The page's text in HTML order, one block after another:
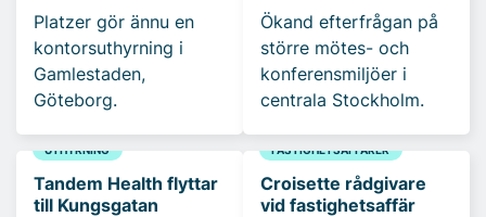
Platzer gör ännu en
kontorsuthyrning i
Gamlestaden,
Göteborg.
Ökand efterfrågan på
större mötes- och
konferensmiljöer i
centrala Stockholm.
UTHYRNING
Tandem Health flyttar
till Kungsgatan
FASTIGHETSAFFÄRER
Croisette rådgivare
vid fastighetsaffär